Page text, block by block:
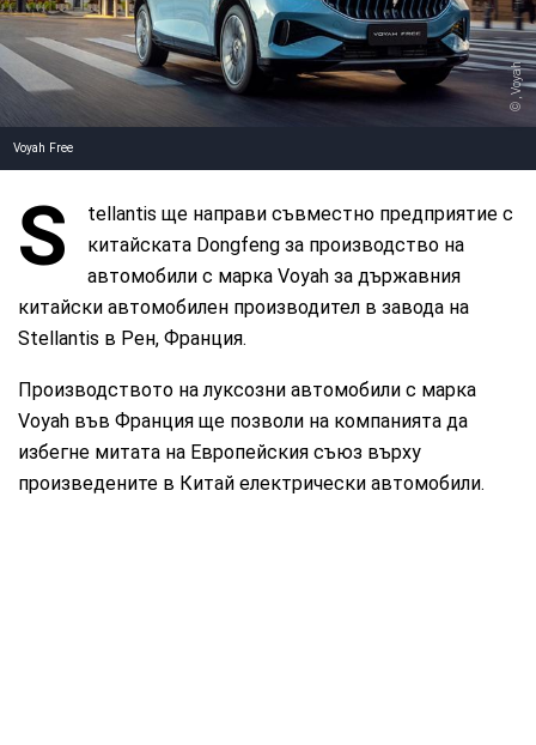
, Voyah
Voyah Free
S
tellantis ще направи съвместно предприятие с
китайската Dongfeng за производство на
автомобили с марка Voyah за държавния
китайски автомобилен производител в завода на
Stellantis в Рен, Франция.
Производството на луксозни автомобили с марка
Voyah във Франция ще позволи на компанията да
избегне митата на Европейския съюз върху
произведените в Китай електрически автомобили.